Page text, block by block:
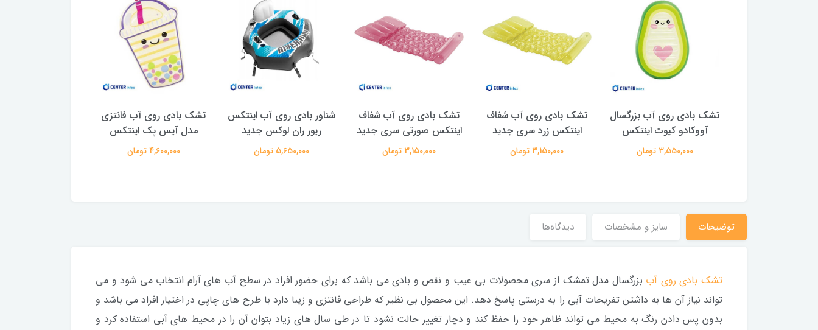
تشک بادی روی آب بزرگسال
آووکادو کیوت اینتکس
3,550,000 تومان
تشک بادی روی آب شفاف
اینتکس زرد سری جدید
3,150,000 تومان
تشک بادی روی آب شفاف
اینتکس صورتی سری جدید
3,150,000 تومان
شناور بادی روی آب اینتکس
ریور ران لوکس جدید
5,650,000 تومان
تشک بادی روی آب فانتزی
مدل آیس پک اینتکس
4,600,000 تومان
توضیحات سایز و مشخصات دیدگاه‌ها
تشک بادی روی آب بزرگسال مدل تمشک از سری محصولات بی عیب و نقص و بادی می باشد که برای حضور افراد در سطح آب های آرام انتخاب می شود و می
تواند نیاز آن ها به داشتن تفریحات آبی را به درستی پاسخ دهد. این محصول بی نظیر که طراحی فانتزی و زیبا دارد با طرح های چاپی در اختیار افراد می باشد و
بدون پس دادن رنگ به محیط می تواند ظاهر خود را حفظ کند و دچار تغییر حالت نشود تا در طی سال های زیاد بتوان آن را در محیط های آبی استفاده کرد و